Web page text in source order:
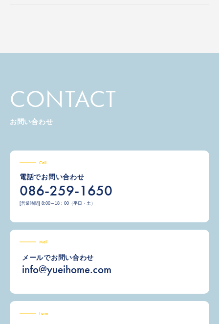
CONTACT
お問い合わせ
Call
電話でお問い合わせ
086-259-1650
[営業時間] 8:00～18：00（平日・土）
Mail
メールでお問い合わせ
info@yueihome.com
Form